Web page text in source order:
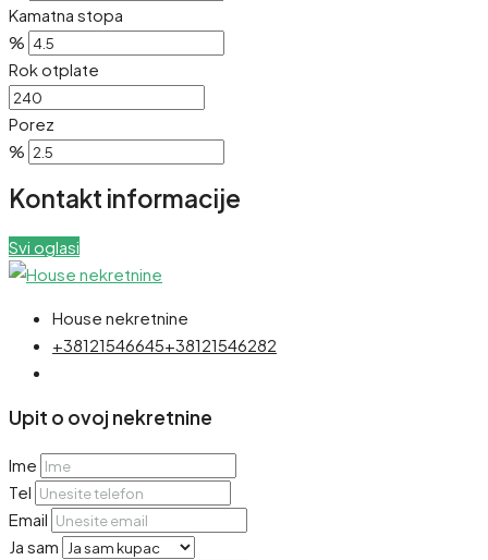
Kamatna stopa
%
Rok otplate
Porez
%
Kontakt informacije
Svi oglasi
House nekretnine
+38121546645+38121546282
Upit o ovoj nekretnine
Ime
Tel
Email
Ja sam